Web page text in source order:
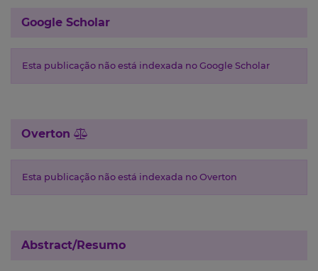
Google Scholar
Esta publicação não está indexada no Google Scholar
Overton
Esta publicação não está indexada no Overton
Abstract/Resumo